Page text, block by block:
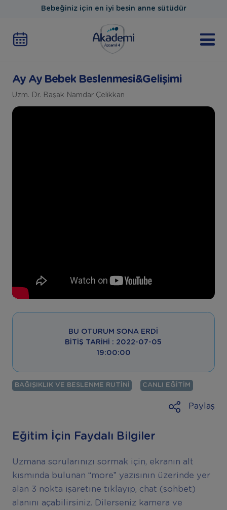
Bebeğiniz için en iyi besin anne sütüdür
Ay Ay Bebek Beslenmesi&Gelişimi
Uzm. Dr. Başak Namdar Çelikkan
BU OTURUM SONA ERDI
BITIŞ TARIHI : 2022-07-05
19:00:00
BAĞIŞIKLIK VE BESLENME RUTINI CANLI EĞITIM
Paylaş
Eğitim İçin Faydalı Bilgiler
Uzmana sorularınızı sormak için, ekranın alt
kısmında bulunan “more” yazısının üzerinde yer
alan 3 nokta işaretine tıklayıp, chat (sohbet)
alanını açabilirsiniz. Dilerseniz kamera ve